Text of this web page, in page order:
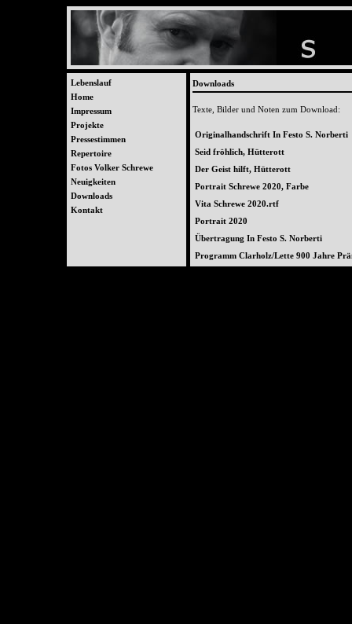
Lebenslauf
Home
Impressum
Projekte
Pressestimmen
Repertoire
Fotos Volker Schrewe
Neuigkeiten
Downloads
Kontakt
Downloads
Texte, Bilder und Noten zum Download:
Originalhandschrift In Festo S. Norberti
Seid fröhlich, Hütterott
Der Geist hilft, Hütterott
Portrait Schrewe 2020, Farbe
Vita Schrewe 2020.rtf
Portrait 2020
Übertragung In Festo S. Norberti
Programm Clarholz/Lette 900 Jahre